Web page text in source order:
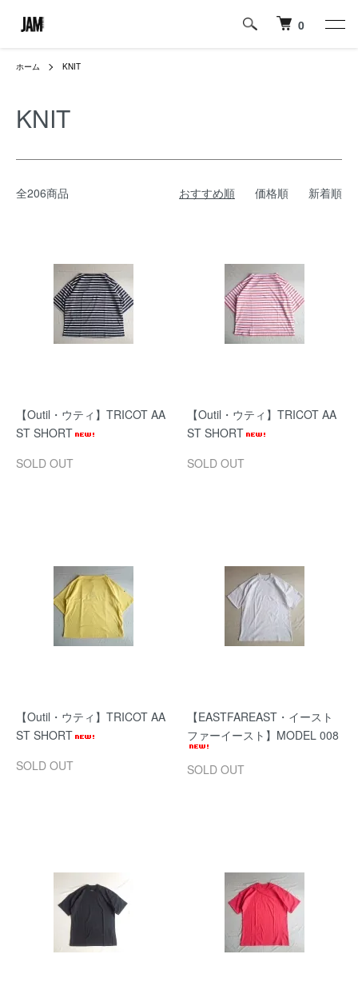
0
ホーム KNIT
KNIT
全206商品 おすすめ順 価格順 新着順
【Outil・ウティ】TRICOT AA
ST SHORT
SOLD OUT
【Outil・ウティ】TRICOT AA
ST SHORT
SOLD OUT
【Outil・ウティ】TRICOT AA
ST SHORT
SOLD OUT
【EASTFAREAST・イースト
ファーイースト】MODEL 008
SOLD OUT